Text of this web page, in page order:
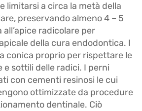
limitarsi a circa la metà della
preservando almeno 4 – 5
radicolare per
della cura endodontica. I
conica proprio per rispettare le
sottili delle radici. I perni
con cementi resinosi le cui
ottimizzate da procedure
dentinale. Ciò